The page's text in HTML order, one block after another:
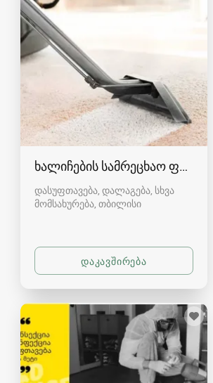
ხალიჩების სამრეცხაო ფაბრიკა
დასუფთავება, დალაგება, სხვა
მომსახურება თბილისი